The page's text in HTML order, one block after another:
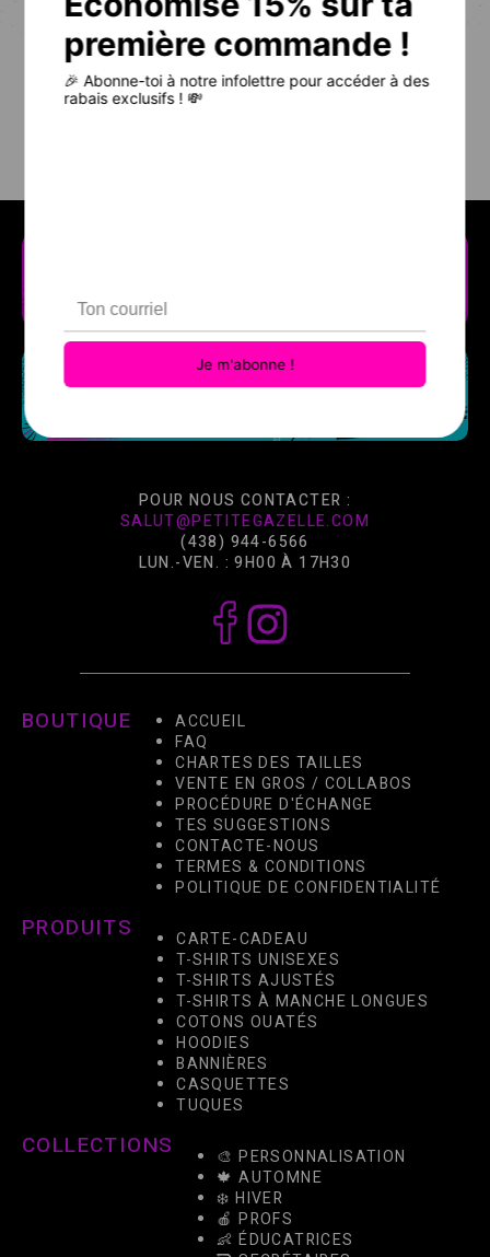
Facebook
TwitterPinterest
POUR NOUS CONTACTER :
SALUT@PETITEGAZELLE.COM
(438) 944-6566
LUN.-VEN. : 9H00 À 17H30
BOUTIQUE
ACCUEIL
FAQ
CHARTES DES TAILLES
VENTE EN GROS / COLLABOS
PROCÉDURE D'ÉCHANGE
TES SUGGESTIONS
CONTACTE-NOUS
TERMES & CONDITIONS
POLITIQUE DE CONFIDENTIALITÉ
PRODUITS
CARTE-CADEAU
T-SHIRTS UNISEXES
T-SHIRTS AJUSTÉS
T-SHIRTS À MANCHE LONGUES
COTONS OUATÉS
HOODIES
BANNIÈRES
CASQUETTES
TUQUES
COLLECTIONS
🎨 PERSONNALISATION
🍁 AUTOMNE
❄️ HIVER
🍎 PROFS
👶 ÉDUCATRICES